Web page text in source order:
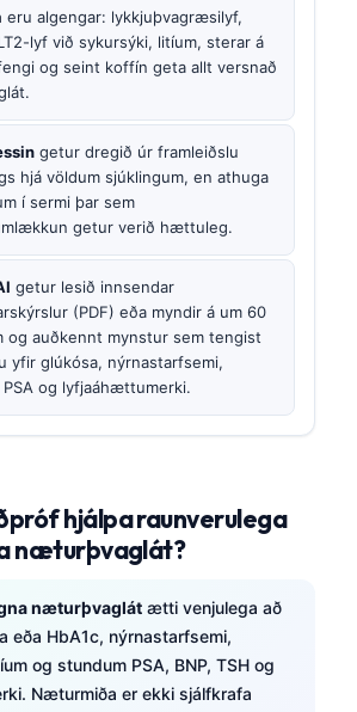
eru algengar: lykkjuþvagræsilyf,
lyf við sykursýki, litíum, sterar á
og seint koffín geta allt versnað
getur dregið úr framleiðslu
hjá völdum sjúklingum, en athuga
í sermi þar sem
getur verið hættuleg.
getur lesið innsendar
(PDF) eða myndir á um 60
og auðkennt mynstur sem tengist
yfir glúkósa, nýrnastarfsemi,
PSA og lyfjaáhættumerki.
hjálpa raunverulega
næturþvaglát?
næturþvaglát ætti venjulega að
eða HbA1c, nýrnastarfsemi,
og stundum PSA, BNP, TSH og
Næturmiða er ekki sjálfkrafa